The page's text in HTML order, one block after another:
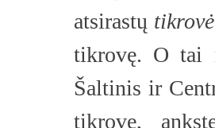
atsirastų
tikrovę. O tai
Šaltinis ir
tikrovę,